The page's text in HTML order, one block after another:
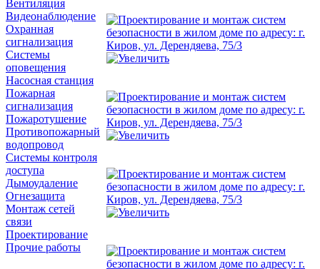
Вентиляция
Видеонаблюдение
Охранная
сигнализация
Системы
оповещения
Насосная станция
Пожарная
сигнализация
Пожаротушение
Противопожарный
водопровод
Системы контроля
доступа
Дымоудаление
Огнезащита
Монтаж сетей
связи
Проектирование
Прочие работы